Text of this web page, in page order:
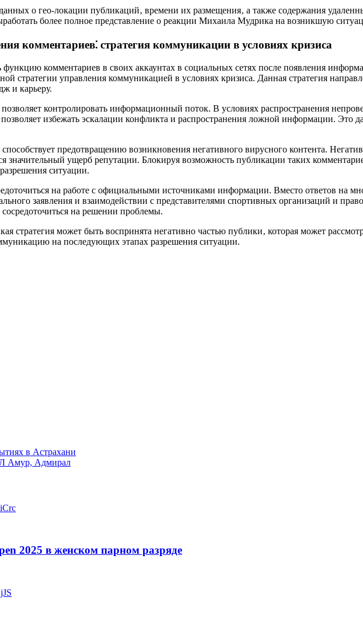
о гео-локации публикаций‚ времени их размещения‚ а также содержания
более полное представление о реакции Михаила Мудрика на возникшую
комментариев⁚ стратегия коммуникации в условиях кризиса
комментариев в своих аккаунтах в социальных сетях после появления
стратегии управления коммуникацией в условиях кризиса. Данная стратегия
и карьеру.
контролировать информационный поток. В условиях распространения
избежать эскалации конфликта и распространения ложной информации. Это
предотвращению возникновения негативного вирусного контента.
значительный ущерб репутации. Блокируя возможность публикации таких
ситуации.
на работе с официальными источниками информации. Вместо ответов на
заявления и взаимодействии с представителями спортивных организаций и
на решении проблемы.
стратегия может быть воспринята негативно частью публики‚ которая может
на последующих этапах разрешения ситуации.
в Астрахани
Амур, Адмирал
2025 в женском парном разряде